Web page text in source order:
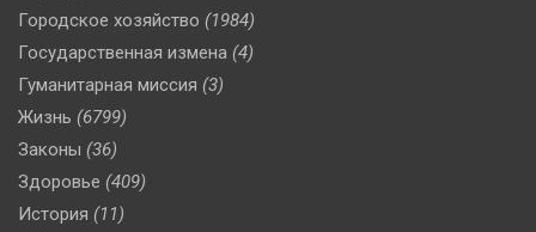
Городское хозяйство (1984)
Государственная измена (4)
Гуманитарная миссия (3)
Жизнь (6799)
Законы (36)
Здоровье (409)
История (11)